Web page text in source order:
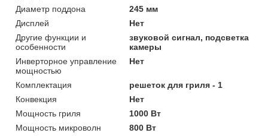
Диаметр поддона
245 мм
Дисплей
Нет
Другие функции и
особенности
звуковой сигнал, подсветка
камеры
Инверторное управление
мощностью
Нет
Комплектация
решеток для гриля - 1
Конвекция
Нет
Мощность гриля
1000 Вт
Мощность микроволн
800 Вт